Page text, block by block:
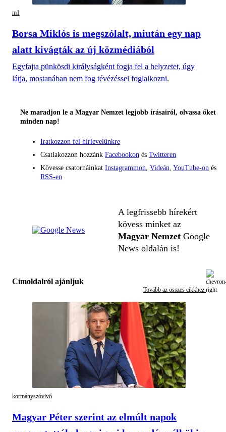
m1
Borsa Miklós is megszólalt, miután egy nap
alatt kivágták az új közmédiából
Egyfajta pünkösdi királyságként fogja fel a helyzetet, úgy
látja, mostanában nem fog tévézéssel foglalkozni.
Ne maradjon le a Magyar Nemzet legjobb írásairól, olvassa őket
minden nap!
Iratkozzon fel hírlevelünkre
Csatlakozzon hozzánk Facebookon és Twitteren
Kövesse csatornáinkat Instagrammon Videán YouTube-on és
RSS-en
A legfrissebb hírekért
kövess minket az
Magyar Nemzet Google
News oldalán is!
Címoldalról ajánljuk
Tovább az összes cikkhez
kormányszóvivő
Magyar Péter szerint az elmúlt napok